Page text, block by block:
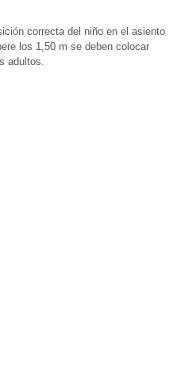
correcta del niño en el asiento
los 1,50 m se deben colocar
adultos.